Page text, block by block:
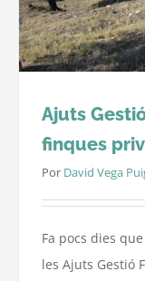
Ajuts
finques
Por David Vega
Fa pocs dies
les Ajuts Gestió